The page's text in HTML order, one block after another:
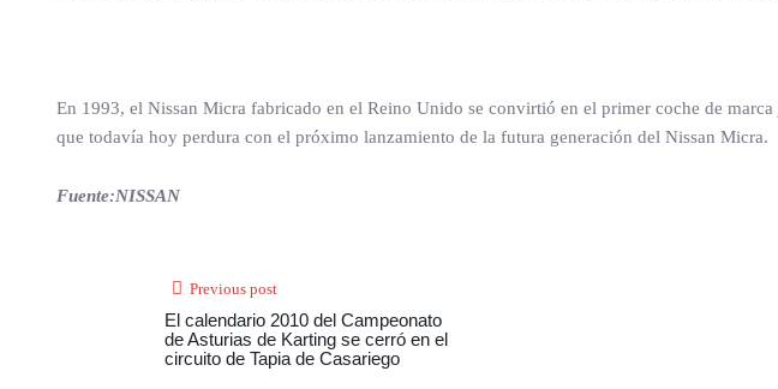
En 1993, el Nissan Micra fabricado en el Reino Unido se convirtió en el primer coche de
que todavía hoy perdura con el próximo lanzamiento de la futura generación del Nissan Micra.
Fuente:NISSAN
Previous post
El calendario 2010 del Campeonato
de Asturias de Karting se cerró en el
circuito de Tapia de Casariego